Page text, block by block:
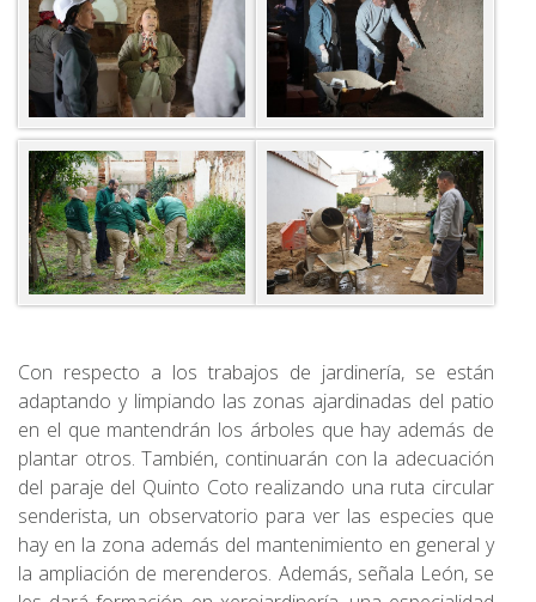
Con respecto a los trabajos de jardinería, se están
adaptando y limpiando las zonas ajardinadas del patio
en el que mantendrán los árboles que hay además de
plantar otros. También, continuarán con la adecuación
del paraje del Quinto Coto realizando una ruta circular
senderista, un observatorio para ver las especies que
hay en la zona además del mantenimiento en general y
la ampliación de merenderos. Además, señala León, se